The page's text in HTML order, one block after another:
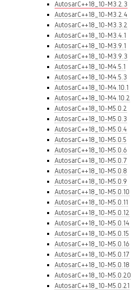
AutosarC++18_10-M3.2.3
AutosarC++18_10-M3.2.4
AutosarC++18_10-M3.3.2
AutosarC++18_10-M3.4.1
AutosarC++18_10-M3.9.1
AutosarC++18_10-M3.9.3
AutosarC++18_10-M4.5.1
AutosarC++18_10-M4.5.3
AutosarC++18_10-M4.10.1
AutosarC++18_10-M4.10.2
AutosarC++18_10-M5.0.2
AutosarC++18_10-M5.0.3
AutosarC++18_10-M5.0.4
AutosarC++18_10-M5.0.5
AutosarC++18_10-M5.0.6
AutosarC++18_10-M5.0.7
AutosarC++18_10-M5.0.8
AutosarC++18_10-M5.0.9
AutosarC++18_10-M5.0.10
AutosarC++18_10-M5.0.11
AutosarC++18_10-M5.0.12
AutosarC++18_10-M5.0.14
AutosarC++18_10-M5.0.15
AutosarC++18_10-M5.0.16
AutosarC++18_10-M5.0.17
AutosarC++18_10-M5.0.18
AutosarC++18_10-M5.0.20
AutosarC++18_10-M5.0.21